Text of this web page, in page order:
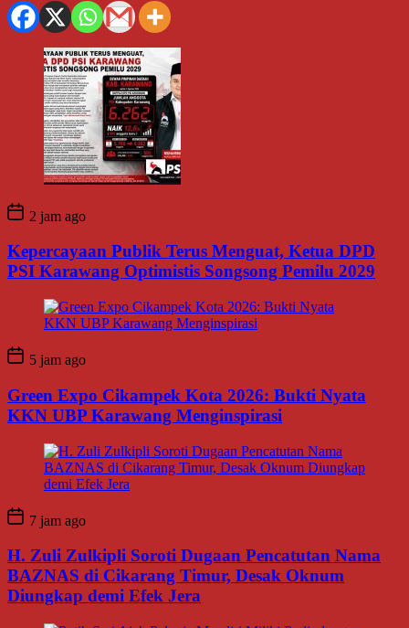
2 jam ago
Kepercayaan Publik Terus Menguat, Ketua DPD
PSI Karawang Optimistis Songsong Pemilu 2029
5 jam ago
Green Expo Cikampek Kota 2026: Bukti Nyata
KKN UBP Karawang Menginspirasi
7 jam ago
H. Zuli Zulkipli Soroti Dugaan Pencatutan Nama
BAZNAS di Cikarang Timur, Desak Oknum
Diungkap demi Efek Jera